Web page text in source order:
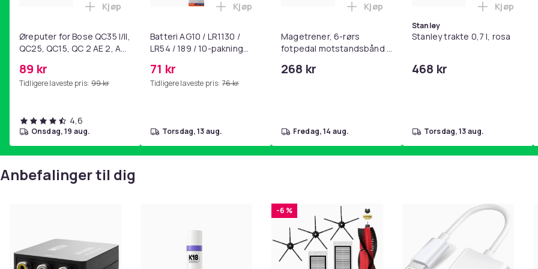
Øreputer for Bose QC35 I/II,
QC25, QC15, QC 2 AE 2, AE
SoundLink Black
89 kr
Tidligere laveste pris: 99 kr
Legg Øreputer for Bose QC35 I/II, QC25, QC15, QC 2 AE 2, AE 2i, AE 2w, SoundTrue, SoundLink Black i
Kjøp
4,6
onsdag, 19 aug.
Batteri AG10 / LR1130 /
LR54 / 189 / 10-pakning
71 kr
Tidligere laveste pris: 76 kr
Legg Batteri AG10 / LR1130 / LR54 / 189 / 10-pakning PKcell i
Kjøp
torsdag, 13 aug.
Magetrener, 6-rørs
fotpedal motstandsbånd -
yoga og
268 kr
Legg Magetrener, 6-rørs fotpedal
Kjøp
fredag, 14 aug.
Stanley
Stanley trakte 0,7 l, rosa
468 kr
Legg
Kjøp
torsdag, 13 aug.
Anbefalinger til dig
-6 %